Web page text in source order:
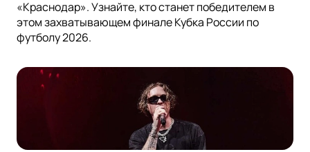
«Краснодар». Узнайте, кто станет победителем в
этом захватывающем финале Кубка России по
футболу 2026.